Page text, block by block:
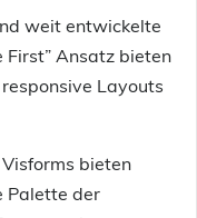
weit entwickelte
First” Ansatz bieten
Layouts
bieten
Palette der